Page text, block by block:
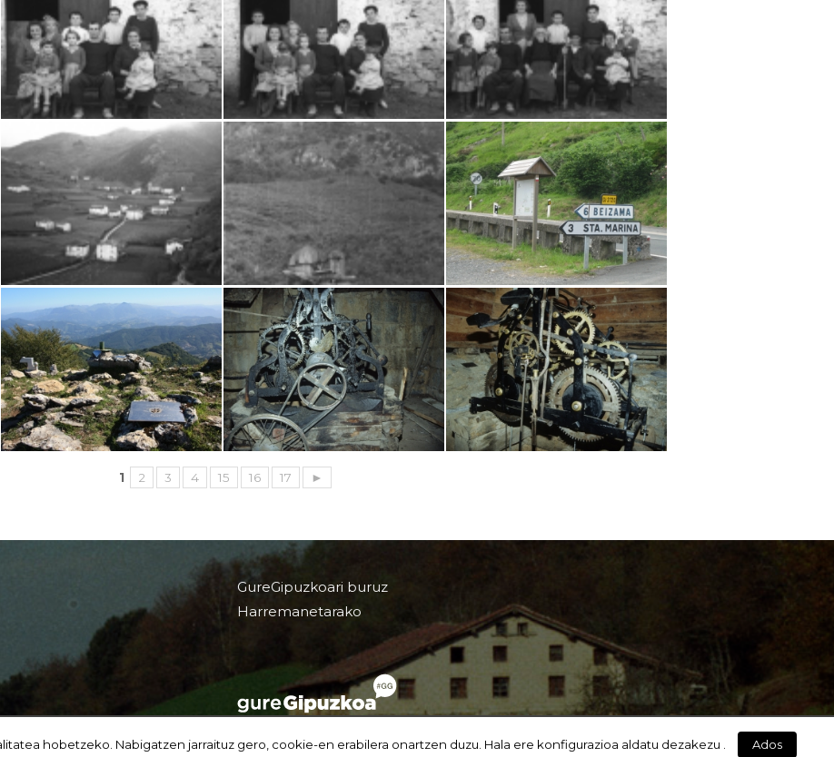
1 2 3 4 15 16 17 ►
GureGipuzkoari buruz
Harremanetarako
hobetzeko. Nabigatzen jarraituz gero, cookie-en erabilera onartzen duzu. Hala ere konfigurazioa aldatu dezakezu . Ados